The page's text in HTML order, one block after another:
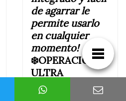
de agarrar le
permite usarlo
en cualquier
momento!
❄️OPERACIÓN
ULTRA
SILENCIOSA
con un motor de